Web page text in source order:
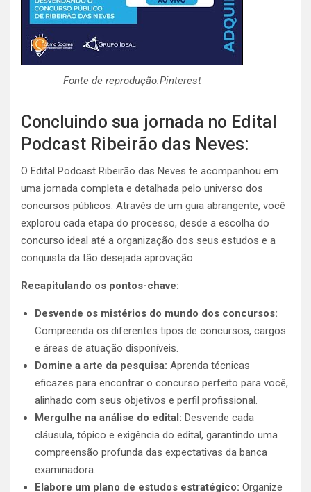
Fonte de reprodução:Pinterest
Concluindo sua jornada no Edital
Podcast Ribeirão das Neves:
O Edital Podcast Ribeirão das Neves te acompanhou em
uma jornada completa e detalhada pelo universo dos
concursos públicos. Através de um guia abrangente, você
explorou cada etapa do processo, desde a escolha do
concurso ideal até a organização dos seus estudos e a
conquista da tão desejada aprovação.
Recapitulando os pontos-chave:
Desvende os mistérios do mundo dos concursos:
Compreenda os diferentes tipos de concursos, cargos
e áreas de atuação disponíveis.
Domine a arte da pesquisa: Aprenda técnicas
eficazes para encontrar o concurso perfeito para você,
alinhado com seus objetivos e perfil profissional.
Mergulhe na análise do edital: Desvende cada
cláusula, tópico e exigência do edital, garantindo uma
compreensão profunda das expectativas da banca
examinadora.
Elabore um plano de estudos estratégico: Organize